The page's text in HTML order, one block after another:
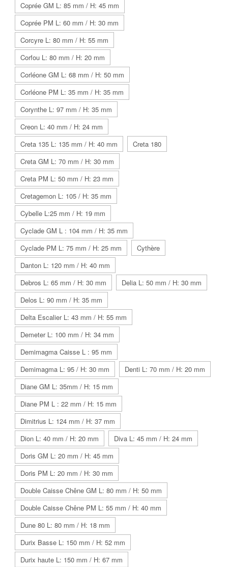
Coprée GM L: 85 mm / H: 45 mm
Coprée PM L: 60 mm / H: 30 mm
Corcyre L: 80 mm / H: 55 mm
Corfou L: 80 mm / H: 20 mm
Corléone GM L: 68 mm / H: 50 mm
Corléone PM L: 35 mm / H: 35 mm
Corynthe L: 97 mm / H: 35 mm
Creon L: 40 mm / H: 24 mm
Creta 135 L: 135 mm / H: 40 mm
Creta 180
Creta GM L: 70 mm / H: 30 mm
Creta PM L: 50 mm / H: 23 mm
Cretagemon L: 105 / H: 35 mm
Cybelle L:25 mm / H: 19 mm
Cyclade GM L : 104 mm / H: 35 mm
Cyclade PM L: 75 mm / H: 25 mm
Cythère
Danton L: 120 mm / H: 40 mm
Debros L: 65 mm / H: 30 mm
Delia L: 50 mm / H: 30 mm
Delos L: 90 mm / H: 35 mm
Delta Escalier L: 43 mm / H: 55 mm
Demeter L: 100 mm / H: 34 mm
Demimagma Caisse L : 95 mm
Demimagma L: 95 / H: 30 mm
Denti L: 70 mm / H: 20 mm
Diane GM L: 35mm / H: 15 mm
Diane PM L : 22 mm / H: 15 mm
Dimitrius L: 124 mm / H: 37 mm
Dion L: 40 mm / H: 20 mm
Diva L: 45 mm / H: 24 mm
Doris GM L: 20 mm / H: 45 mm
Doris PM L: 20 mm / H: 30 mm
Double Caisse Chêne GM L: 80 mm / H: 50 mm
Double Caisse Chêne PM L: 55 mm / H: 40 mm
Dune 80 L: 80 mm / H: 18 mm
Durix Basse L: 150 mm / H: 52 mm
Durix haute L: 150 mm / H: 67 mm